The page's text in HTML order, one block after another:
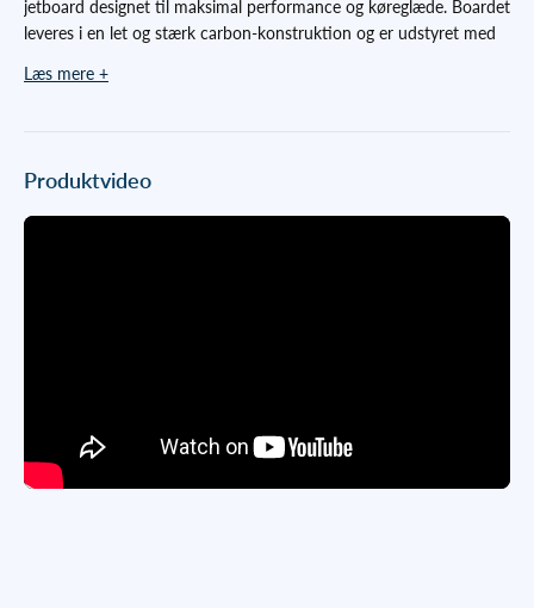
jetboard designet til maksimal performance og køreglæde. Boardet
leveres i en let og stærk carbon-konstruktion og er udstyret med
kørsel i tusmørke. Det fuldt digitale display giver fuld kontrol over
Læs mere +
Produktvideo